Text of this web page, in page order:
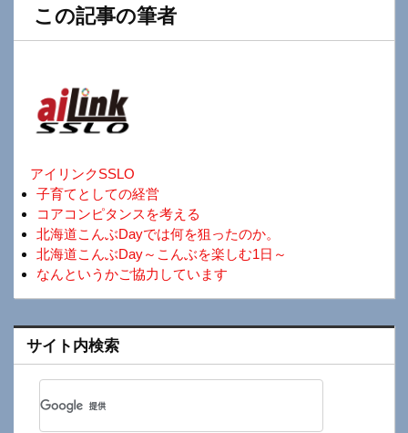
この記事の筆者
アイリンクSSLO
子育てとしての経営
コアコンピタンスを考える
北海道こんぶDayでは何を狙ったのか。
北海道こんぶDay～こんぶを楽しむ1日～
なんというかご協力しています
サイト内検索